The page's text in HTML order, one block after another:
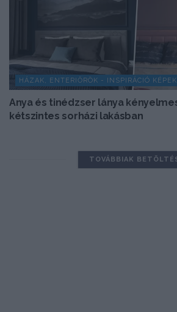
HÁZAK, ENTERIŐRÖK - INSPIRÁCIÓ
Anya és tinédzser lánya
kétszintes sorházi lakásban
TOVÁBBIAK